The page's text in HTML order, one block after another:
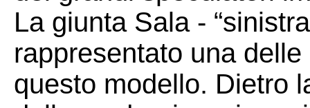
La giunta Sala -
rappresentato una
questo modello. Dietro